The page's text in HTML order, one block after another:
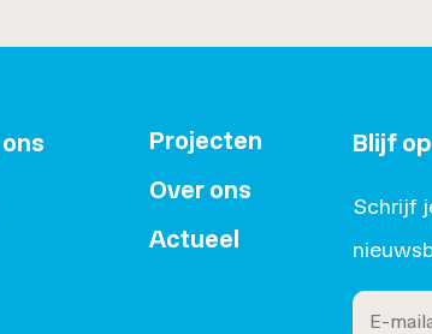
www.linkedin.com/company/roset/
Projecten
Over ons
Actueel
Blijf
Schrijf